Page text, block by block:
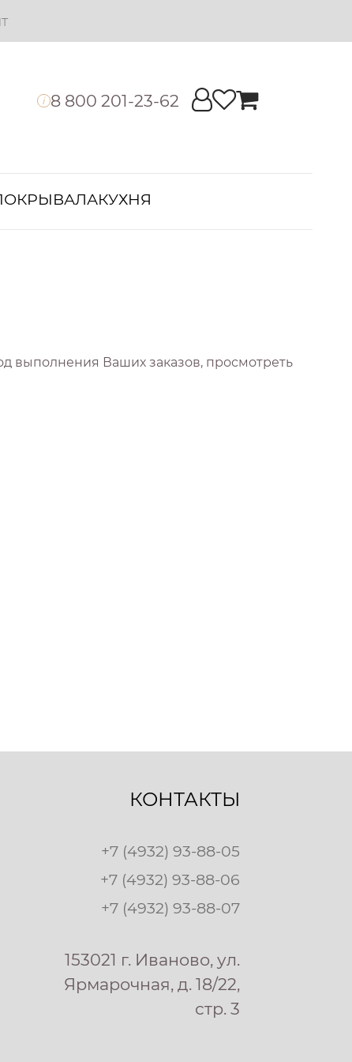
i 8 800 201-23-62
КУХНЯ
выполнения Ваших заказов, просмотреть
КОНТАКТЫ
+7 (4932) 93-88-05
+7 (4932) 93-88-06
+7 (4932) 93-88-07
153021 г. Иваново, ул.
Ярмарочная, д. 18/22,
стр. 3